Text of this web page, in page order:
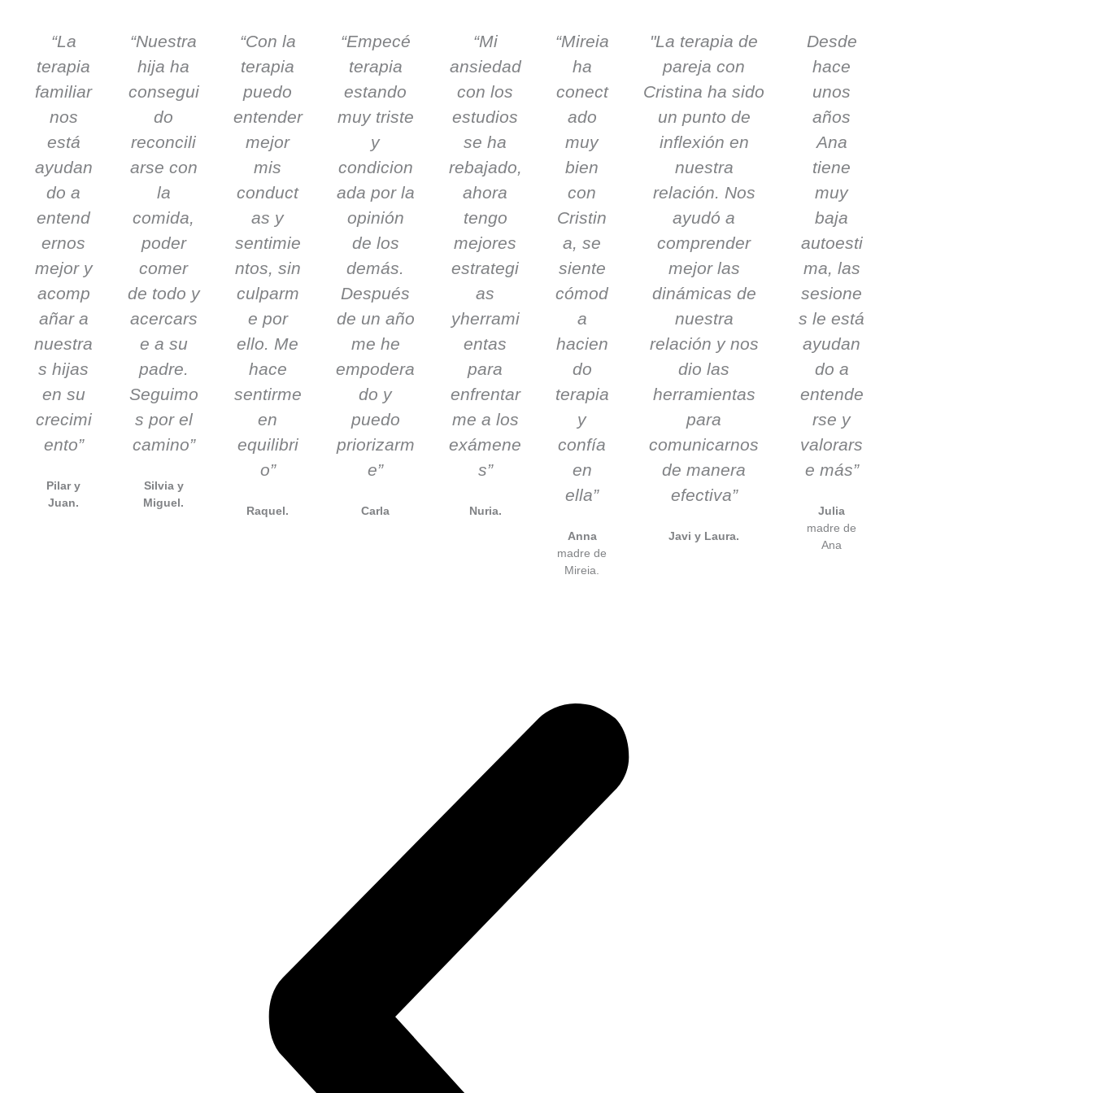
“La
terapia
familiar
nos
está
ayudan
do a
entend
ernos
mejor y
acomp
añar a
nuestra
s hijas
en su
crecimi
ento”
Pilar y
Juan.
“Nuestra
hija ha
consegui
do
reconcili
arse con
la
comida,
poder
comer
de todo y
acercars
e a su
padre.
Seguimo
s por el
camino”
Silvia y
Miguel.
“Con la
terapia
puedo
entender
mejor
mis
conduct
as y
sentimie
ntos, sin
culparm
e por
ello. Me
hace
sentirme
en
equilibri
o”
Raquel.
“Empecé
terapia
estando
muy triste
y
condicion
ada por la
opinión
de los
demás.
Después
de un año
me he
empodera
do y
puedo
priorizarm
e”
Carla
“Mi
ansiedad
con los
estudios
se ha
rebajado,
ahora
tengo
mejores
estrategi
as
yherrami
entas
para
enfrentar
me a los
exámene
s”
Nuria.
“Mireia
ha
conect
ado
muy
bien
con
Cristin
a, se
siente
cómod
a
hacien
do
terapia
y
confía
en
ella”
Anna
madre de
Mireia.
"La terapia de
pareja con
Cristina ha sido
un punto de
inflexión en
nuestra
relación. Nos
ayudó a
comprender
mejor las
dinámicas de
nuestra
relación y nos
dio las
herramientas
para
comunicarnos
de manera
efectiva”
Javi y Laura.
Desde
hace
unos
años
Ana
tiene
muy
baja
autoesti
ma, las
sesione
s le está
ayudan
do a
entende
rse y
valorars
e más”
Julia
madre de
Ana